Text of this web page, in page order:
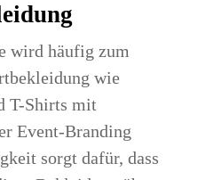
wird häufig zum
wie
T-Shirts mit
Event-Branding
sorgt dafür, dass